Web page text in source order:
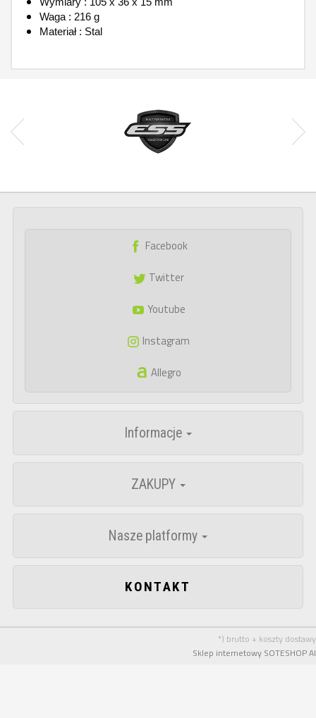
Waga : 216 g
Materiał : Stal
Facebook
Twitter
Youtube
Instagram
Allegro
Informacje
ZAKUPY
Nasze platformy
KONTAKT
*) brutto + koszty dostawy
Sklep internetowy SOTESHOP AI